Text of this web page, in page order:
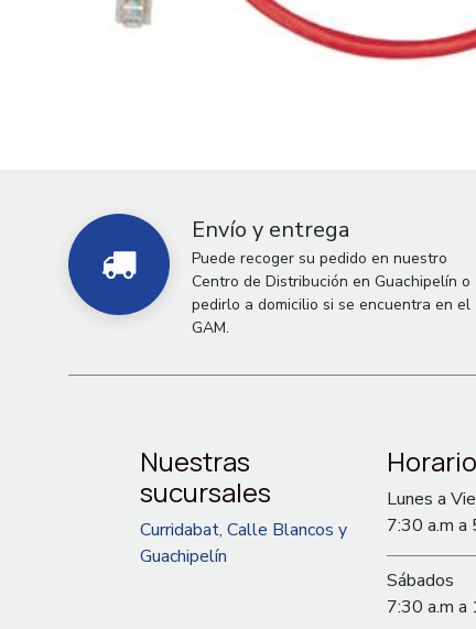
Envío y entrega
Puede recoger su pedido en nuestro
Centro de Distribución en Guachipelín o
pedirlo a domicilio si se encuentra en el
GAM.
Nuestras
sucursales
Curridabat, Calle Blancos y
Guachipelín
Horario
Lunes a
7:30 a.m a
Sábados
7:30 a.m a